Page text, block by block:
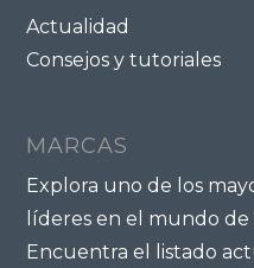
Actualidad
Consejos y tutoriales
MARCAS
Explora uno de los
líderes en el mundo
Encuentra el listado